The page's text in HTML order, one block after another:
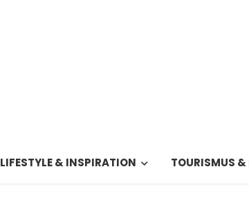
LIFESTYLE & INSPIRATION TOURISMUS &